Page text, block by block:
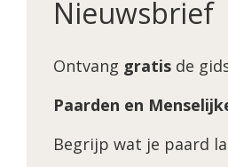
Nieuwsbrief
Ontvang gratis de
Paarden en
Begrijp wat je paard